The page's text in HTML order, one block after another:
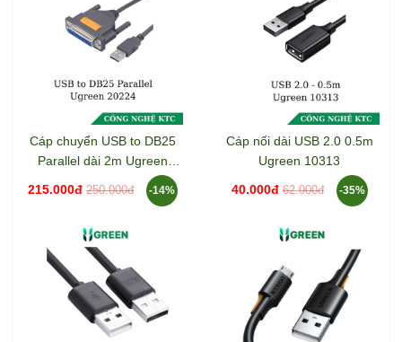
Cáp chuyển USB to DB25
Parallel dài 2m Ugreen
215.000đ 250.000đ -14%
Cáp nối dài USB 2.0 0.5m
Ugreen 10313
40.000đ 62.000đ -35%